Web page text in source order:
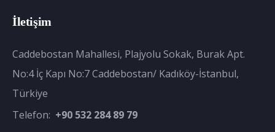
İletişim
Caddebostan Mahallesi, Plajyolu Sokak, Burak Apt.
No:4 İç Kapı No:7 Caddebostan/ Kadıköy-İstanbul,
Türkiye
Telefon: +90 532 284 89 79